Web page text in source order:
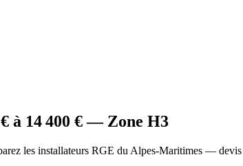
€ à 14 400 € — Zone H3
les installateurs RGE du Alpes-Maritimes —